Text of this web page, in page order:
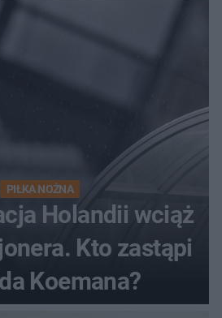
PIŁKA NOŻNA
Holandii wciąż
Kto zastąpi
Koemana?